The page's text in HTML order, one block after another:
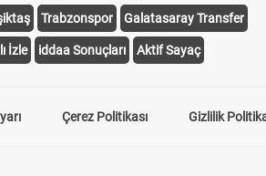
Trabzonspor Galatasaray Transfer
İzle iddaa Sonuçları Aktif Sayaç
Çerez Politikası Gizlilik